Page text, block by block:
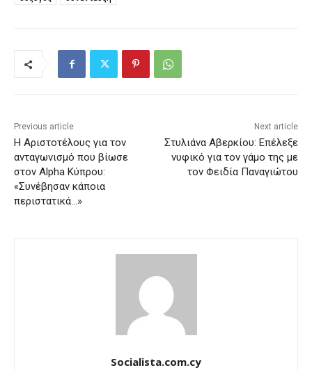
Previous article
H Αριστοτέλους για τον
ανταγωνισμό που βίωσε
στον Alpha Κύπρου:
«Συνέβησαν κάποια
περιστατικά…»
Next article
Στυλιάνα Αβερκίου: Επέλεξε
νυφικό για τον γάμο της με
τον Φειδία Παναγιώτου
Socialista.com.cy